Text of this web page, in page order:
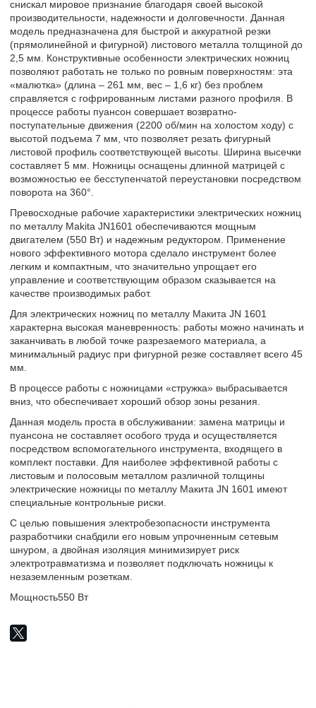
снискал мировое признание благодаря своей высокой
производительности, надежности и долговечности. Данная
модель предназначена для быстрой и аккуратной резки
(прямолинейной и фигурной) листового металла толщиной до
2,5 мм. Конструктивные особенности электрических ножниц
позволяют работать не только по ровным поверхностям: эта
«малютка» (длина – 261 мм, вес – 1,6 кг) без проблем
справляется с гофрированным листами разного профиля. В
процессе работы пуансон совершает возвратно-
поступательные движения (2200 об/мин на холостом ходу) с
высотой подъема 7 мм, что позволяет резать фигурный
листовой профиль соответствующей высоты. Ширина высечки
составляет 5 мм. Ножницы оснащены длинной матрицей с
возможностью ее бесступенчатой переустановки посредством
поворота на 360°.
Превосходные рабочие характеристики электрических ножниц
по металлу Makita JN1601 обеспечиваются мощным
двигателем (550 Вт) и надежным редуктором. Применение
нового эффективного мотора сделало инструмент более
легким и компактным, что значительно упрощает его
управление и соответствующим образом сказывается на
качестве производимых работ.
Для электрических ножниц по металлу Макита JN 1601
характерна высокая маневренность: работы можно начинать и
заканчивать в любой точке разрезаемого материала, а
минимальный радиус при фигурной резке составляет всего 45
мм.
В процессе работы с ножницами «стружка» выбрасывается
вниз, что обеспечивает хороший обзор зоны резания.
Данная модель проста в обслуживании: замена матрицы и
пуансона не составляет особого труда и осуществляется
посредством вспомогательного инструмента, входящего в
комплект поставки. Для наиболее эффективной работы с
листовым и полосовым металлом различной толщины
электрические ножницы по металлу Макита JN 1601 имеют
специальные контрольные риски.
С целью повышения электробезопасности инструмента
разработчики снабдили его новым упрочненным сетевым
шнуром, а двойная изоляция минимизирует риск
электротравматизма и позволяет подключать ножницы к
незаземленным розеткам.
Мощность550 Вт